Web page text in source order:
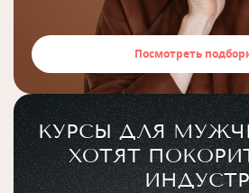
Посмотреть
КУРСЫ ДЛЯ
ХОТЯТ